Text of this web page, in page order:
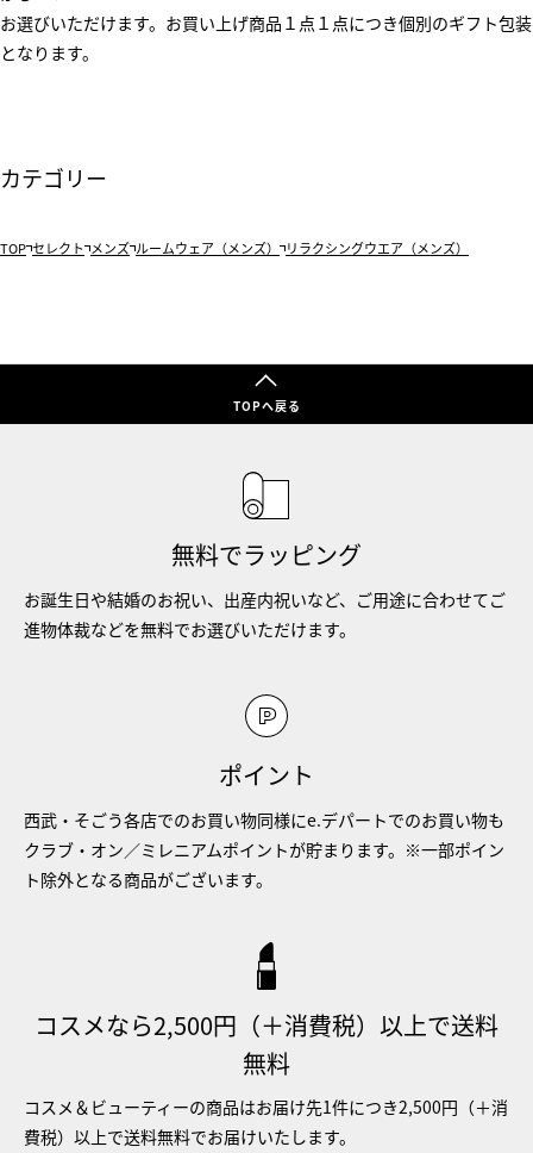
お選びいただけます。お買い上げ商品１点１点につき個別のギフト包装
となります。
カテゴリー
TOP セレクト メンズ ルームウェア（メンズ） リラクシングウエア（メンズ）
TOPへ戻る
無料でラッピング
お誕生日や結婚のお祝い、出産内祝いなど、ご用途に合わせてご
進物体裁などを無料でお選びいただけます。
ポイント
西武・そごう各店でのお買い物同様にe.デパートでのお買い物も
クラブ・オン／ミレニアムポイントが貯まります。※一部ポイン
ト除外となる商品がございます。
コスメなら2,500円（＋消費税）以上で送料
無料
コスメ＆ビューティーの商品はお届け先1件につき2,500円（＋消
費税）以上で送料無料でお届けいたします。